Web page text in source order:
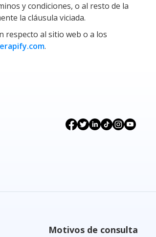
y condiciones, o al resto de la
la cláusula viciada.
respecto al sitio web o a los
.
Motivos de consulta